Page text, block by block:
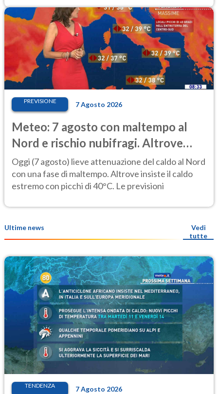
PREVISIONE 7 Agosto 2026
Meteo: 7 agosto con maltempo al
Nord e rischio nubifragi. Altrove
caldo estremo
Oggi (7 agosto) lieve attenuazione del caldo al Nord
con una fase di maltempo. Altrove insiste il caldo
estremo con picchi di 40°C. Le previsioni
Ultime news
Vedi
tutte
TENDENZA 7 Agosto 2026